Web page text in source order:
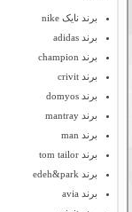
برند نایک nike
برند adidas
برند champion
برند crivit
برند domyos
برند mantray
برند man
برند tom tailor
برند edeh&park
برند avia